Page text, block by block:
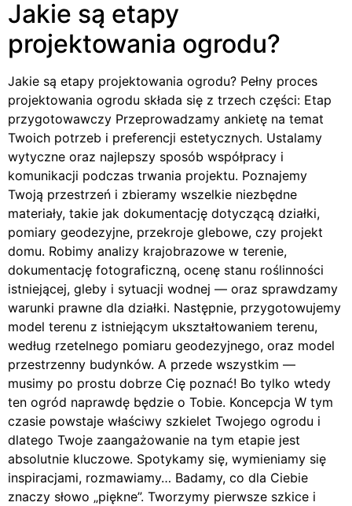
Jakie są etapy
projektowania ogrodu?
Jakie są etapy projektowania ogrodu? Pełny proces
projektowania ogrodu składa się z trzech części: Etap
przygotowawczy Przeprowadzamy ankietę na temat
Twoich potrzeb i preferencji estetycznych. Ustalamy
wytyczne oraz najlepszy sposób współpracy i
komunikacji podczas trwania projektu. Poznajemy
Twoją przestrzeń i zbieramy wszelkie niezbędne
materiały, takie jak dokumentację dotyczącą działki,
pomiary geodezyjne, przekroje glebowe, czy projekt
domu. Robimy analizy krajobrazowe w terenie,
dokumentację fotograficzną, ocenę stanu roślinności
istniejącej, gleby i sytuacji wodnej — oraz sprawdzamy
warunki prawne dla działki. Następnie, przygotowujemy
model terenu z istniejącym ukształtowaniem terenu,
według rzetelnego pomiaru geodezyjnego, oraz model
przestrzenny budynków. A przede wszystkim —
musimy po prostu dobrze Cię poznać! Bo tylko wtedy
ten ogród naprawdę będzie o Tobie. Koncepcja W tym
czasie powstaje właściwy szkielet Twojego ogrodu i
dlatego Twoje zaangażowanie na tym etapie jest
absolutnie kluczowe. Spotykamy się, wymieniamy się
inspiracjami, rozmawiamy… Badamy, co dla Ciebie
znaczy słowo „piękne”. Tworzymy pierwsze szkice i